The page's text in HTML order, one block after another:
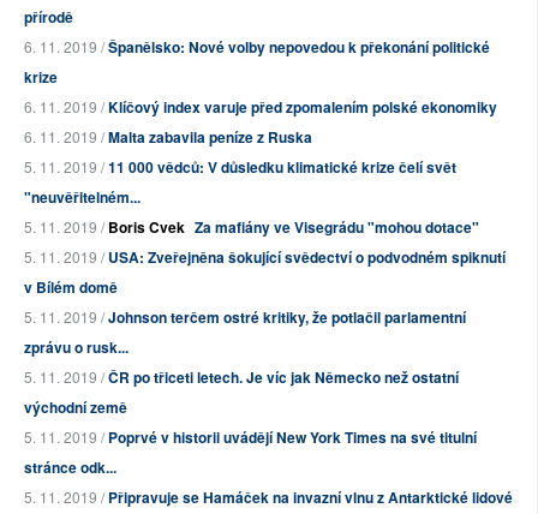
přírodě
6. 11. 2019 /Španělsko: Nové volby nepovedou k překonání politické
krize
6. 11. 2019 /Klíčový index varuje před zpomalením polské ekonomiky
6. 11. 2019 /Malta zabavila peníze z Ruska
5. 11. 2019 /11 000 vědců: V důsledku klimatické krize čelí svět
"neuvěřitelném...
5. 11. 2019 /Boris Cvek Za mafiány ve Visegrádu "mohou dotace"
5. 11. 2019 /USA: Zveřejněna šokující svědectví o podvodném spiknutí
v Bílém domě
5. 11. 2019 /Johnson terčem ostré kritiky, že potlačil parlamentní
zprávu o rusk...
5. 11. 2019 /ČR po třiceti letech. Je víc jak Německo než ostatní
východní země
5. 11. 2019 /Poprvé v historii uvádějí New York Times na své titulní
stránce odk...
5. 11. 2019 /Připravuje se Hamáček na invazní vlnu z Antarktické lidové